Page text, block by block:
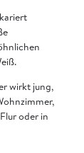
wirkt jung,
oder in